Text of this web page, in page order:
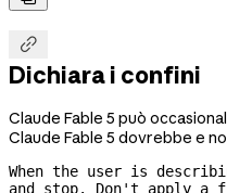

Dichiara i confini
Claude Fable 5 può
Claude Fable 5 dovrebbe e
When the user is
and stop. Don't apply a